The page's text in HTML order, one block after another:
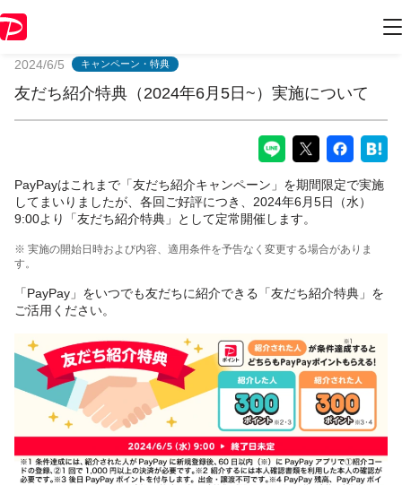
2024/6/5 キャンペーン・特典
友だち紹介特典（2024年6月5日~）実施について
PayPayはこれまで「友だち紹介キャンペーン」を期間限定で実施
してまいりましたが、各回ご好評につき、2024年6月5日（水）
9:00より「友だち紹介特典」として定常開催します。
※ 実施の開始日時および内容、適用条件を予告なく変更する場合がありま
す。
「PayPay」をいつでも友だちに紹介できる「友だち紹介特典」を
ご活用ください。